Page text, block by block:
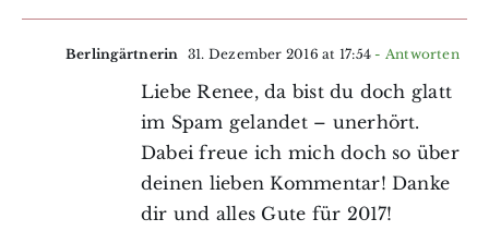
Berlingärtnerin 31. Dezember 2016 at 17:54 - Antworten
Liebe Renee, da bist du doch glatt
im Spam gelandet – unerhört.
Dabei freue ich mich doch so über
deinen lieben Kommentar! Danke
dir und alles Gute für 2017!